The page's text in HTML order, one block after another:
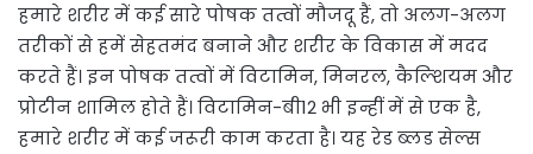
हमारे शरीर में कई सारे पोषक तत्वों मौजदू हैं, तो अलग-अलग
तरीकों से हमें सेहतमंद बनाने और शरीर के विकास में मदद
करते हैं। इन पोषक तत्वों में विटामिन, मिनरल, कैल्शियम और
प्रोटीन शामिल होते हैं। विटामिन-बी12 भी इन्हीं में से एक है,
हमारे शरीर में कई जरूरी काम करता है। यह रेड ब्लड सेल्स